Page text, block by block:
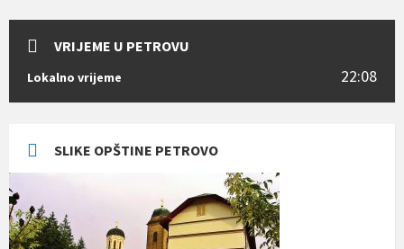
VRIJEME U PETROVU
Lokalno vrijeme 22:08
SLIKE OPŠTINE PETROVO